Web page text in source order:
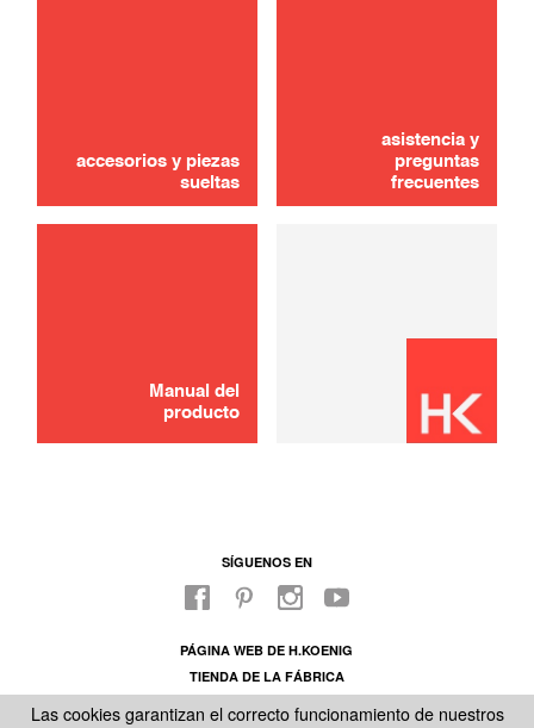
accesorios y piezas
sueltas
asistencia y
preguntas
frecuentes
Manual del
producto
SÍGUENOS EN
PÁGINA WEB DE H.KOENIG
TIENDA DE LA FÁBRICA
Las cookies garantizan el correcto funcionamiento de nuestros